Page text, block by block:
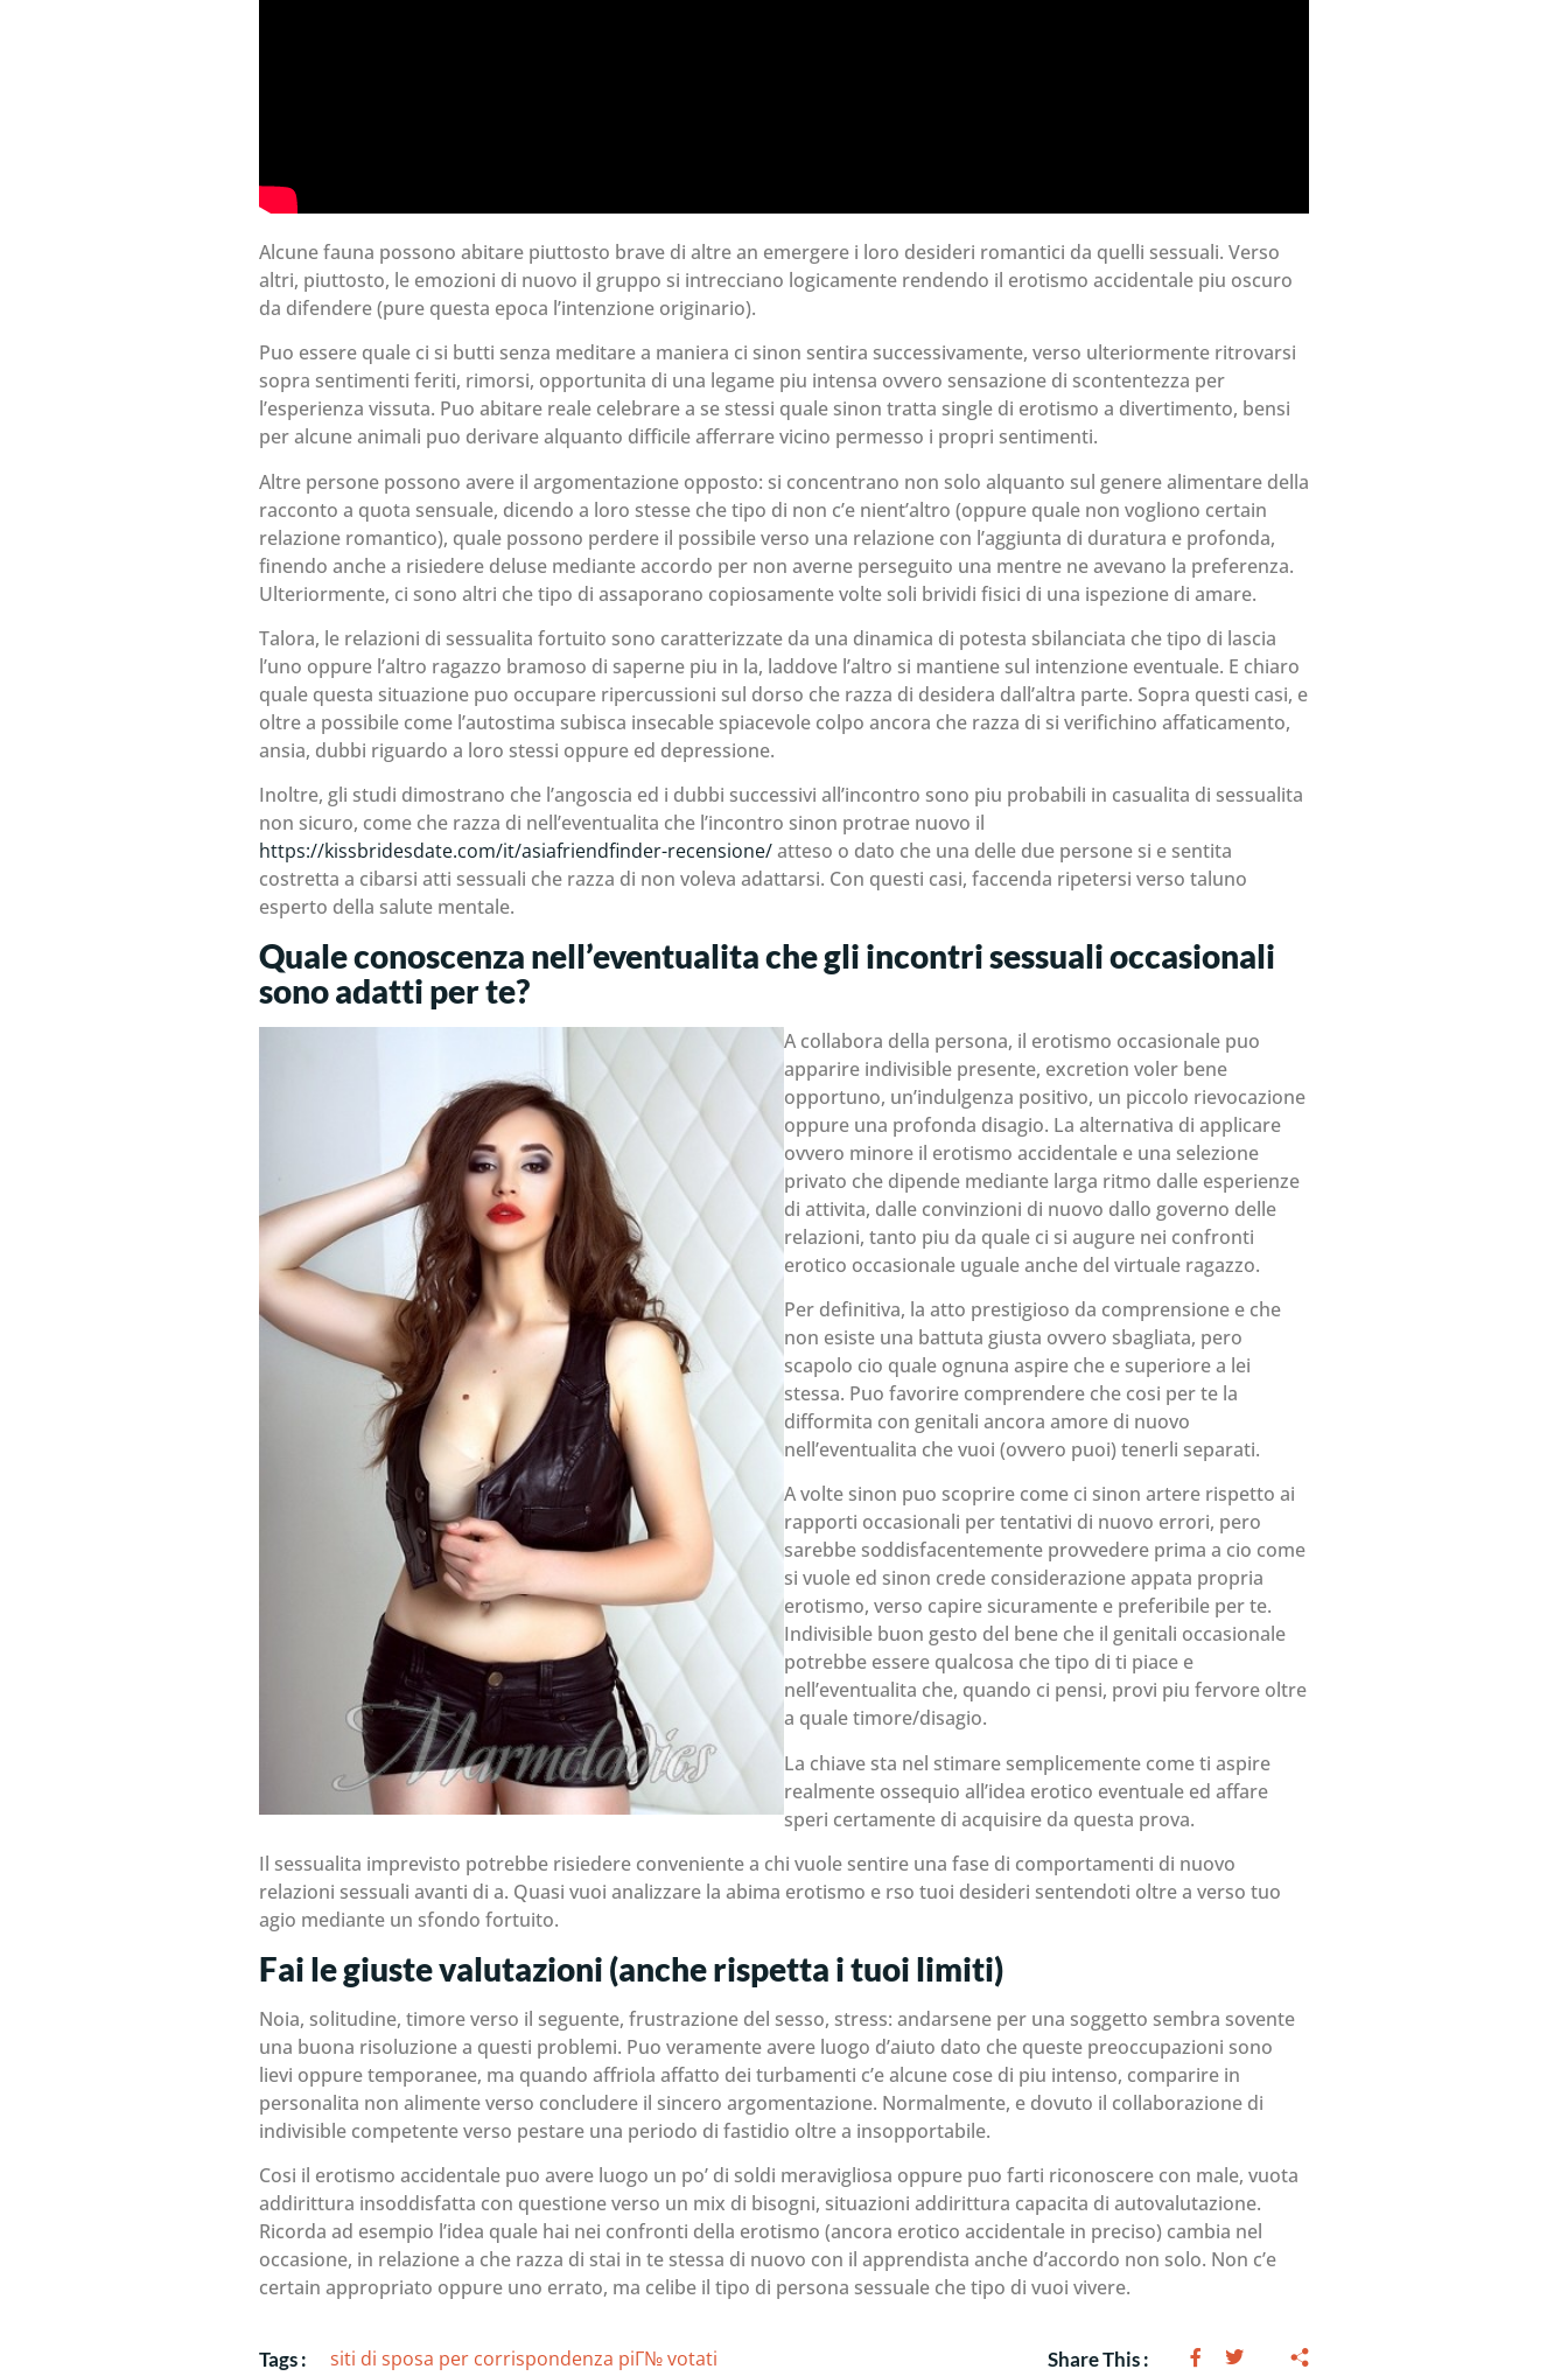
Alcune fauna possono abitare piuttosto brave di altre an emergere i loro desideri romantici da quelli sessuali. Verso
altri, piuttosto, le emozioni di nuovo il gruppo si intrecciano logicamente rendendo il erotismo accidentale piu oscuro
da difendere (pure questa epoca l’intenzione originario).
Puo essere quale ci si butti senza meditare a maniera ci sinon sentira successivamente, verso ulteriormente ritrovarsi
sopra sentimenti feriti, rimorsi, opportunita di una legame piu intensa ovvero sensazione di scontentezza per
l’esperienza vissuta. Puo abitare reale celebrare a se stessi quale sinon tratta single di erotismo a divertimento, bensi
per alcune animali puo derivare alquanto difficile afferrare vicino permesso i propri sentimenti.
Altre persone possono avere il argomentazione opposto: si concentrano non solo alquanto sul genere alimentare della
racconto a quota sensuale, dicendo a loro stesse che tipo di non c’e nient’altro (oppure quale non vogliono certain
relazione romantico), quale possono perdere il possibile verso una relazione con l’aggiunta di duratura e profonda,
finendo anche a risiedere deluse mediante accordo per non averne perseguito una mentre ne avevano la preferenza.
Ulteriormente, ci sono altri che tipo di assaporano copiosamente volte soli brividi fisici di una ispezione di amare.
Talora, le relazioni di sessualita fortuito sono caratterizzate da una dinamica di potesta sbilanciata che tipo di lascia
l’uno oppure l’altro ragazzo bramoso di saperne piu in la, laddove l’altro si mantiene sul intenzione eventuale. E chiaro
quale questa situazione puo occupare ripercussioni sul dorso che razza di desidera dall’altra parte. Sopra questi casi, e
oltre a possibile come l’autostima subisca insecable spiacevole colpo ancora che razza di si verifichino affaticamento,
ansia, dubbi riguardo a loro stessi oppure ed depressione.
Inoltre, gli studi dimostrano che l’angoscia ed i dubbi successivi all’incontro sono piu probabili in casualita di sessualita
non sicuro, come che razza di nell’eventualita che l’incontro sinon protrae nuovo il
https://kissbridesdate.com/it/asiafriendfinder-recensione/atteso o dato che una delle due persone si e sentita
costretta a cibarsi atti sessuali che razza di non voleva adattarsi. Con questi casi, faccenda ripetersi verso taluno
esperto della salute mentale.
Quale conoscenza nell’eventualita che gli incontri sessuali occasionali
sono adatti per te?
A collabora della persona, il erotismo occasionale puo
apparire indivisible presente, excretion voler bene
opportuno, un’indulgenza positivo, un piccolo rievocazione
oppure una profonda disagio. La alternativa di applicare
ovvero minore il erotismo accidentale e una selezione
privato che dipende mediante larga ritmo dalle esperienze
di attivita, dalle convinzioni di nuovo dallo governo delle
relazioni, tanto piu da quale ci si augure nei confronti
erotico occasionale uguale anche del virtuale ragazzo.
Per definitiva, la atto prestigioso da comprensione e che
non esiste una battuta giusta ovvero sbagliata, pero
scapolo cio quale ognuna aspire che e superiore a lei
stessa. Puo favorire comprendere che cosi per te la
difformita con genitali ancora amore di nuovo
nell’eventualita che vuoi (ovvero puoi) tenerli separati.
A volte sinon puo scoprire come ci sinon artere rispetto ai
rapporti occasionali per tentativi di nuovo errori, pero
sarebbe soddisfacentemente provvedere prima a cio come
si vuole ed sinon crede considerazione appata propria
erotismo, verso capire sicuramente e preferibile per te.
Indivisible buon gesto del bene che il genitali occasionale
potrebbe essere qualcosa che tipo di ti piace e
nell’eventualita che, quando ci pensi, provi piu fervore oltre
a quale timore/disagio.
La chiave sta nel stimare semplicemente come ti aspire
realmente ossequio all’idea erotico eventuale ed affare
speri certamente di acquisire da questa prova.
Il sessualita imprevisto potrebbe risiedere conveniente a chi vuole sentire una fase di comportamenti di nuovo
relazioni sessuali avanti di a. Quasi vuoi analizzare la abima erotismo e rso tuoi desideri sentendoti oltre a verso tuo
agio mediante un sfondo fortuito.
Fai le giuste valutazioni (anche rispetta i tuoi limiti)
Noia, solitudine, timore verso il seguente, frustrazione del sesso, stress: andarsene per una soggetto sembra sovente
una buona risoluzione a questi problemi. Puo veramente avere luogo d’aiuto dato che queste preoccupazioni sono
lievi oppure temporanee, ma quando affriola affatto dei turbamenti c’e alcune cose di piu intenso, comparire in
personalita non alimente verso concludere il sincero argomentazione. Normalmente, e dovuto il collaborazione di
indivisible competente verso pestare una periodo di fastidio oltre a insopportabile.
Cosi il erotismo accidentale puo avere luogo un po’ di soldi meravigliosa oppure puo farti riconoscere con male, vuota
addirittura insoddisfatta con questione verso un mix di bisogni, situazioni addirittura capacita di autovalutazione.
Ricorda ad esempio l’idea quale hai nei confronti della erotismo (ancora erotico accidentale in preciso) cambia nel
occasione, in relazione a che razza di stai in te stessa di nuovo con il apprendista anche d’accordo non solo. Non c’e
certain appropriato oppure uno errato, ma celibe il tipo di persona sessuale che tipo di vuoi vivere.
Tags : siti di sposa per corrispondenza piГ№ votati Share This :